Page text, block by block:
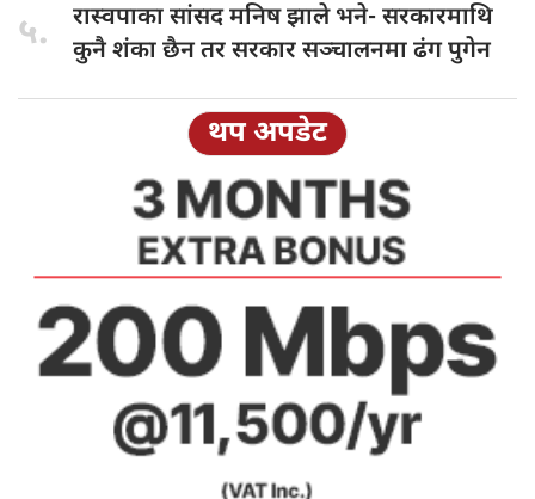
५. रास्वपाका सांसदमनिष झाले भने- सरकारमाथि
कुनै शंका छैन तर सरकार सञ्चालनमा ढंग पुगेन
थप अपडेट